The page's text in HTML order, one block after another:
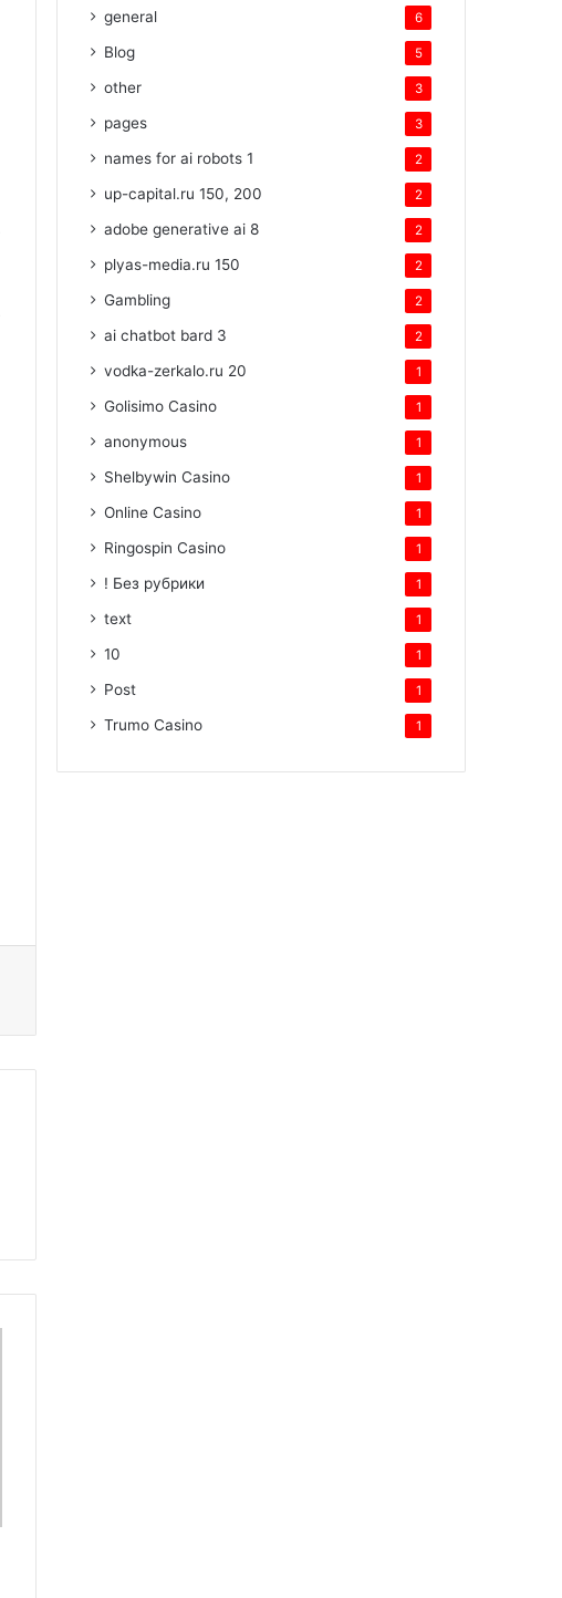
general 6
Blog 5
other 3
pages 3
names for ai robots 1 2
up-capital.ru 150, 200 2
adobe generative ai 8 2
plyas-media.ru 150 2
Gambling 2
ai chatbot bard 3 2
vodka-zerkalo.ru 20 1
Golisimo Casino 1
anonymous 1
Shelbywin Casino 1
Online Casino 1
Ringospin Casino 1
! Без рубрики 1
text 1
10 1
Post 1
Trumo Casino 1